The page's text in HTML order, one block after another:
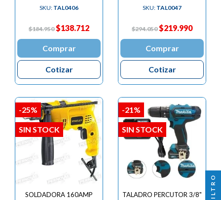
SKU: TAL0406
$184.950 $138.712
Comprar
Cotizar
SKU: TAL0047
$294.050 $219.990
Comprar
Cotizar
SOLDADORA 160AMP
-25%
SIN STOCK
TALADRO PERCUTOR 3/8"
-21%
SIN STOCK
FILTRO